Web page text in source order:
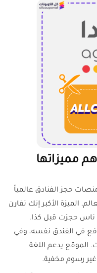
مميزاتها
حجز الفنادق عالمياً
الميزة الأكبر إنك تقارن
ناس حجزت قبل كذا.
في الفندق نفسه، وفي
الموقع يدعم اللغة
غير رسوم مخفية.